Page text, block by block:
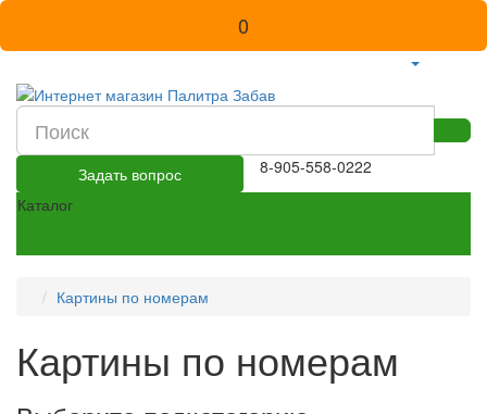
0
Задать вопрос
8-905-558-0222
Каталог
Картины по номерам
Картины по номерам